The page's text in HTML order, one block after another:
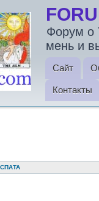
Форум о
мень и
Сайт
Контакты